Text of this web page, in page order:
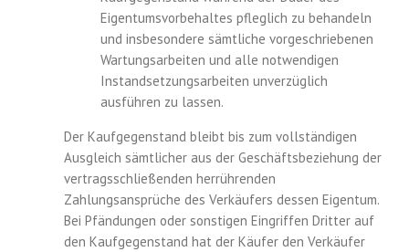
Eigentumsvorbehaltes pfleglich zu behandeln
und insbesondere sämtliche vorgeschriebenen
Wartungsarbeiten und alle notwendigen
Instandsetzungsarbeiten unverzüglich
ausführen zu lassen.
Der Kaufgegenstand bleibt bis zum vollständigen
Ausgleich sämtlicher aus der Geschäftsbeziehung der
vertragsschließenden herrührenden
Zahlungsansprüche des Verkäufers dessen Eigentum.
Bei Pfändungen oder sonstigen Eingriffen Dritter auf
den Kaufgegenstand hat der Käufer den Verkäufer